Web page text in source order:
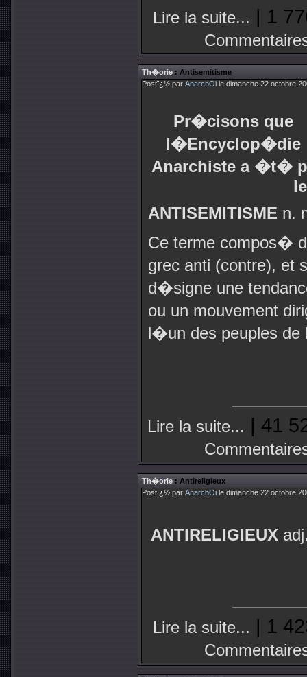
Lire la suite... | 1
Th�orie : Antisemitisme
Postï¿½ par AnarchOi le dimanche 22 octobre
Pr�cisons que
l�Encyclop�die
Anarchiste a �t�
ANTISEMITISME n.
Ce terme compos�
grec anti (contre), et
d�signe une
ou un mouvement
l�un des peuples
Lire la suite... | 41
Th�orie : Antireligieux
Postï¿½ par AnarchOi le dimanche 22 octobre
ANTIRELIGIEUX
Lire la suite... | 1